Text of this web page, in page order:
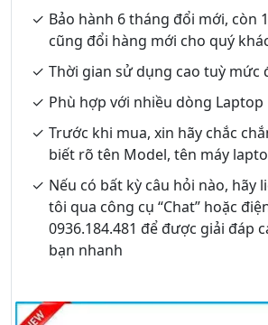
Bảo hành 6 tháng đổi mới, còn
cũng đổi hàng mới cho quý
Thời gian sử dụng cao tuỳ mức
Phù hợp với nhiều dòng Laptop
Trước khi mua, xin hãy chắc
biết rõ tên Model, tên máy
Nếu có bất kỳ câu hỏi nào, hãy
tôi qua công cụ “Chat” hoặc
0936.184.481 để được giải đáp
bạn nhanh